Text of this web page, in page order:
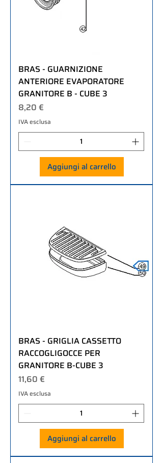
BRAS - GUARNIZIONE
ANTERIORE EVAPORATORE
GRANITORE B - CUBE 3
Prezzo
8,20 €
IVA esclusa
Aggiungi al carrello
BRAS - GRIGLIA CASSETTO
RACCOGLIGOCCE PER
GRANITORE B-CUBE 3
Prezzo
11,60 €
IVA esclusa
Aggiungi al carrello